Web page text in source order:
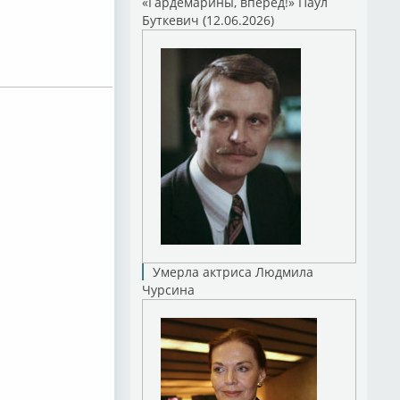
Буткевич (12.06.2026)
Умерла актриса Людмила
Чурсина